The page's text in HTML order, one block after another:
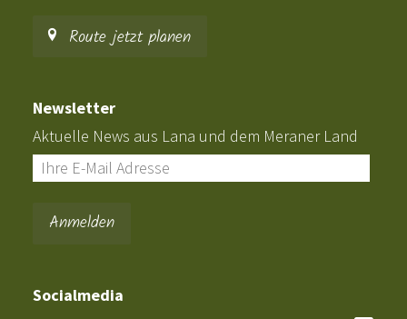
Route jetzt planen
Newsletter
Aktuelle News aus Lana und dem Meraner Land
Socialmedia